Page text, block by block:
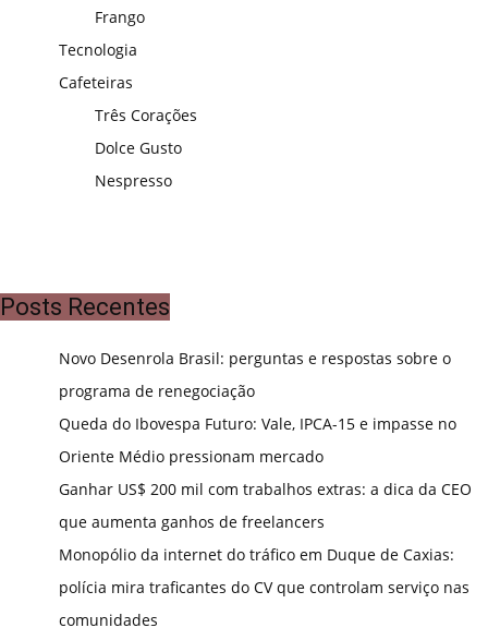
Frango
Tecnologia
Cafeteiras
Três Corações
Dolce Gusto
Nespresso
Posts Recentes
Novo Desenrola Brasil: perguntas e respostas sobre o
programa de renegociação
Queda do Ibovespa Futuro: Vale, IPCA-15 e impasse no
Oriente Médio pressionam mercado
Ganhar US$ 200 mil com trabalhos extras: a dica da CEO
que aumenta ganhos de freelancers
Monopólio da internet do tráfico em Duque de Caxias:
polícia mira traficantes do CV que controlam serviço nas
comunidades